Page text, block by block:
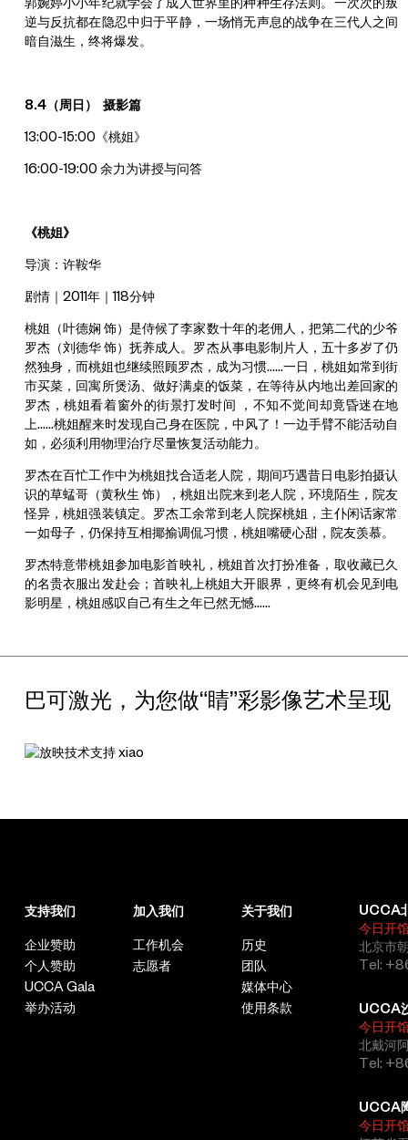
逆与反抗都在隐忍中归于平静，一场悄无声息的战争在三代人之间
暗自滋生，终将爆发。
8.4（周日） 摄影篇
13:00-15:00《桃姐》
16:00-19:00 余力为讲授与问答
《桃姐》
导演：许鞍华
剧情｜2011年｜118分钟
桃姐（叶德娴 饰）是侍候了李家数十年的老佣人，把第二代的少爷
罗杰（刘德华 饰）抚养成人。罗杰从事电影制片人，五十多岁了仍
然独身，而桃姐也继续照顾罗杰，成为习惯……一日，桃姐如常到街
市买菜，回寓所煲汤、做好满桌的饭菜，在等待从内地出差回家的
罗杰，桃姐看着窗外的街景打发时间 ，不知不觉间却竟昏迷在地
上……桃姐醒来时发现自己身在医院，中风了！一边手臂不能活动自
如，必须利用物理治疗尽量恢复活动能力。
罗杰在百忙工作中为桃姐找合适老人院，期间巧遇昔日电影拍摄认
识的草蜢哥（黄秋生 饰），桃姐出院来到老人院，环境陌生，院友
怪异，桃姐强装镇定。罗杰工余常到老人院探桃姐，主仆闲话家常
一如母子，仍保持互相揶揄调侃习惯，桃姐嘴硬心甜，院友羡慕。
罗杰特意带桃姐参加电影首映礼，桃姐首次打扮准备，取收藏已久
的名贵衣服出发赴会；首映礼上桃姐大开眼界，更终有机会见到电
影明星，桃姐感叹自己有生之年已然无憾……
巴可激光，为您做“睛”彩影像艺术呈现
支持我们
企业赞助
个人赞助
UCCA Gala
举办活动
加入我们
工作机会
志愿者
关于我们
历史
团队
媒体中心
使用条款
UCCA
今日开
北京市
Tel:
UCCA
今日开
北戴河
Tel:
UCCA
今日开